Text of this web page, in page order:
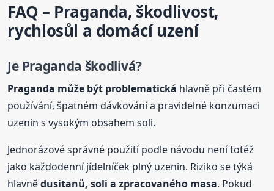
FAQ – Praganda, škodlivost,
rychlosůl a domácí uzení
Je Praganda škodlivá?
Praganda může být problematická hlavně při častém
používání, špatném dávkování a pravidelné konzumaci
uzenin s vysokým obsahem soli.
Jednorázové správné použití podle návodu není totéž
jako každodenní jídelníček plný uzenin. Riziko se týká
hlavnědusitanů, soli a zpracovaného masa. Pokud